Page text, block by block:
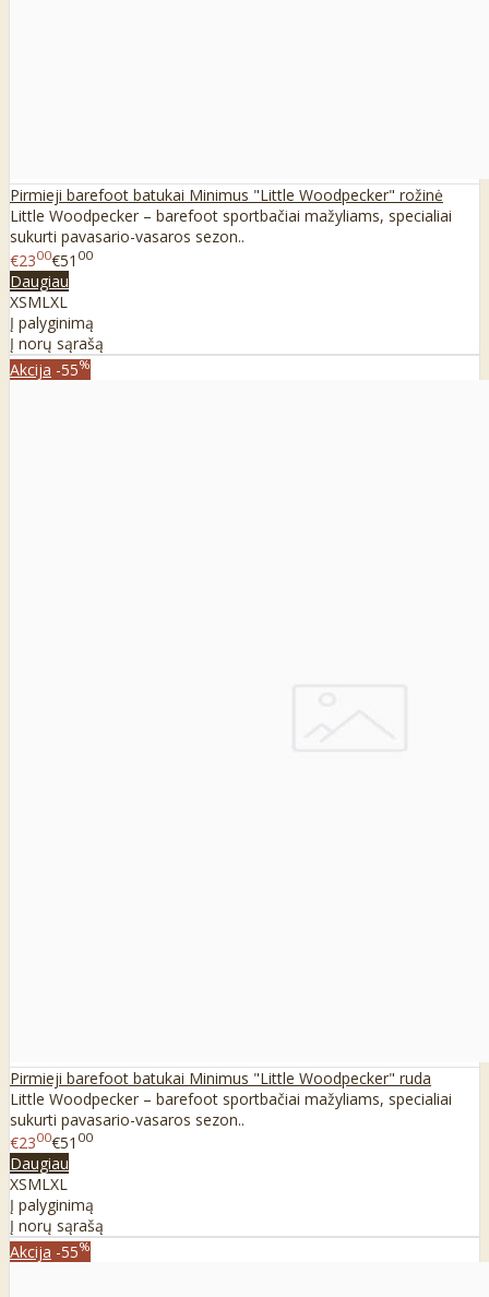
Pirmieji barefoot batukai Minimus "Little Woodpecker" rožinė
Little Woodpecker – barefoot sportbačiai mažyliams, specialiai
sukurti pavasario-vasaros sezon..
€2300€51 00
Daugiau
XSMLXL
Į palyginimą
Į norų sąrašą
Akcija -55%
Pirmieji barefoot batukai Minimus "Little Woodpecker" ruda
Little Woodpecker – barefoot sportbačiai mažyliams, specialiai
sukurti pavasario-vasaros sezon..
€2300€51 00
Daugiau
XSMLXL
Į palyginimą
Į norų sąrašą
Akcija -55%